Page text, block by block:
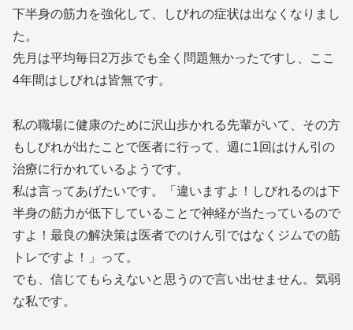
下半身の筋力を強化して、しびれの症状は出なくなりまし
た。
先月は平均毎日2万歩でも全く問題無かったですし、ここ
4年間はしびれは皆無です。
私の職場に健康のために沢山歩かれる先輩がいて、その方
もしびれが出たことで医者に行って、週に1回はけん引の
治療に行かれているようです。
私は言ってあげたいです。「違いますよ！しびれるのは下
半身の筋力が低下していることで神経が当たっているので
すよ！最良の解決策は医者でのけん引ではなくジムでの筋
トレですよ！」って。
でも、信じてもらえないと思うので言い出せません。気弱
な私です。